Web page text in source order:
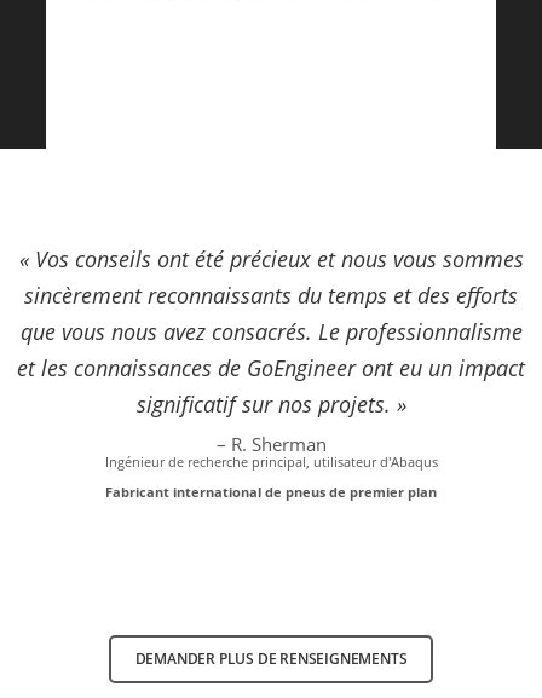
« Vos conseils ont été précieux et nous vous sommes
sincèrement reconnaissants du temps et des efforts
que vous nous avez consacrés. Le professionnalisme
et les connaissances de GoEngineer ont eu un impact
significatif sur nos projets. »
– R. Sherman
Ingénieur de recherche principal, utilisateur d'Abaqus
Fabricant international de pneus de premier plan
DEMANDER PLUS DE RENSEIGNEMENTS